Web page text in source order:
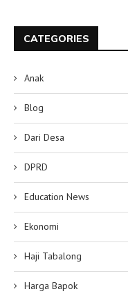
CATEGORIES
Anak
Blog
Dari Desa
DPRD
Education News
Ekonomi
Haji Tabalong
Harga Bapok